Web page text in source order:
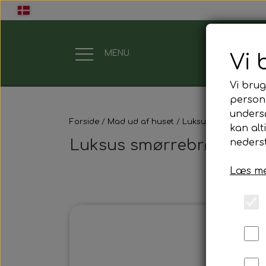
MENU
Mad ud af huset
Forside Mad ud af huset Luksus smørrebrød
Luksus smørrebrød
Vi
Vi
kan
Læs